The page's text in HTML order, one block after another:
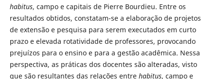
habitus, campo e capitais de Pierre Bourdieu. Entre os
resultados obtidos, constatam-se a elaboração de projetos
de extensão e pesquisa para serem executados em curto
prazo e elevada rotatividade de professores, provocando
prejuízos para o ensino e para a gestão acadêmica. Nessa
perspectiva, as práticas dos docentes são alteradas, visto
que são resultantes das relações entre habitus, campo e